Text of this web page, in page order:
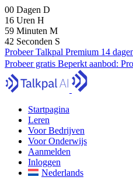
00 Dagen D
16 Uren H
59 Minuten M
41 Seconden S
Probeer Talkpal Premium 14
Probeer gratis Beperkt aanbod:
Startpagina
Leren
Voor Bedrijven
Voor Onderwijs
Aanmelden
Inloggen
Nederlands